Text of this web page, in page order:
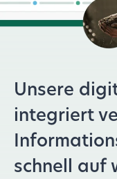
Unsere
integriert
schnell auf